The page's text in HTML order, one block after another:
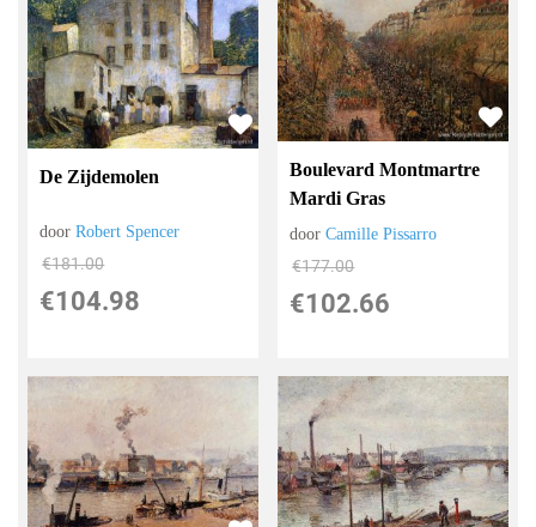
De Zijdemolen
doorRobert Spencer
€181.00
€104.98
Boulevard Montmartre
Mardi Gras
doorCamille Pissarro
€177.00
€102.66